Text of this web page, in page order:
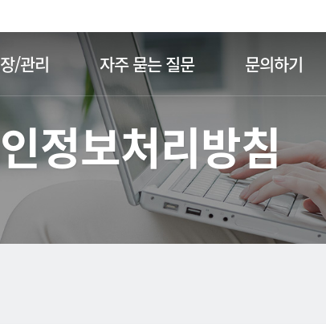
/관리 자주 묻는 질문 문의하기
정보처리방침